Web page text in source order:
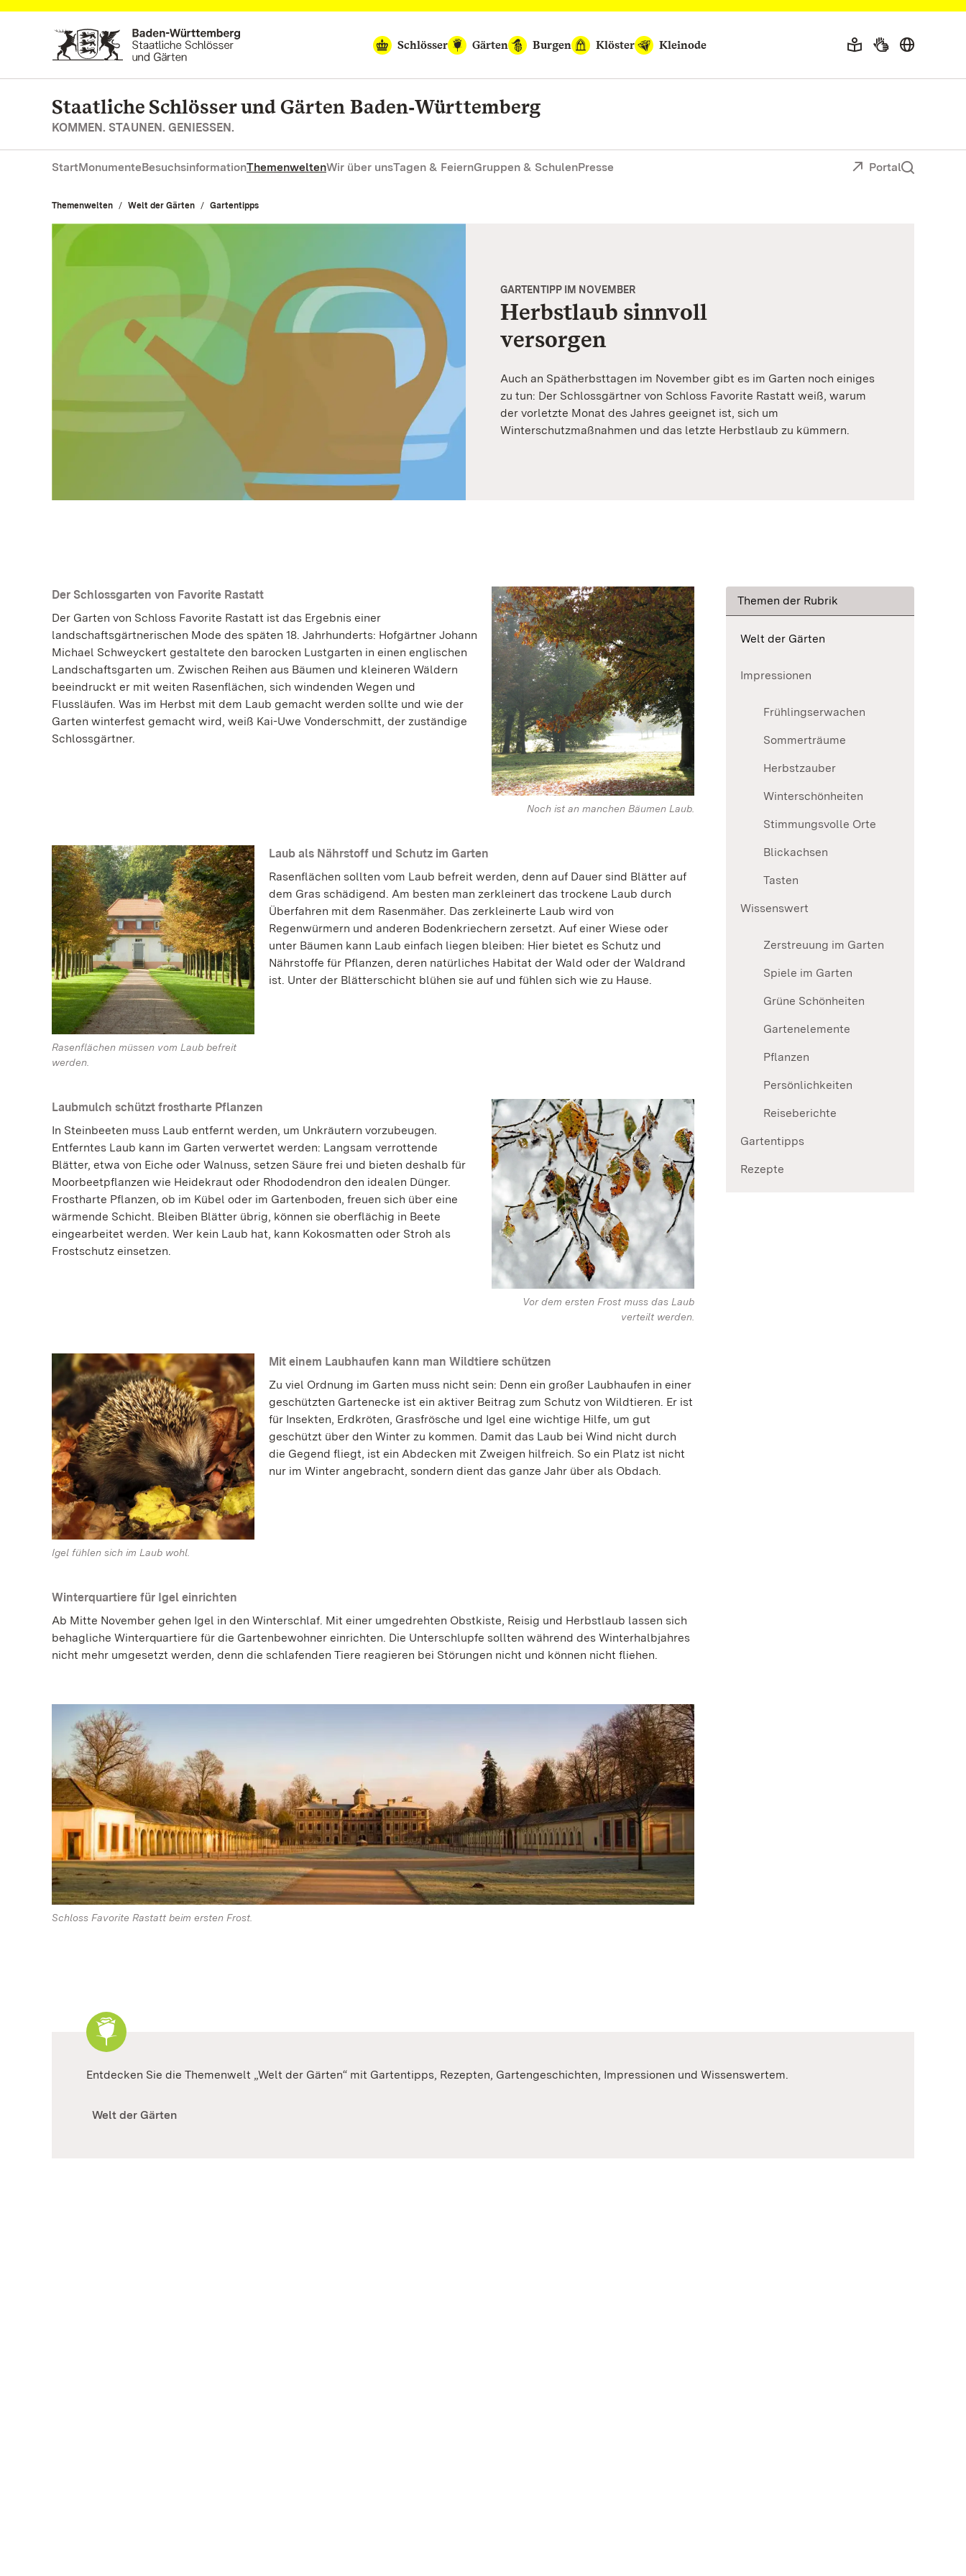
Zum Hauptinhalt springen
Schlösser
Gärten Burgen Klöster Kleinode
Staatliche Schlösser und Gärten Baden‑Württemberg
KOMMEN. STAUNEN. GENIESSEN.
StartMonumenteBesuchsinformationThemenweltenWir über unsTagen & FeiernGruppen & SchulenPresse Portal
Themenwelten Welt der Gärten Gartentipps
GARTENTIPP IM NOVEMBER
Herbstlaub sinnvoll
versorgen
Auch an Spätherbsttagen im November gibt es im Garten noch einiges
zu tun: Der Schlossgärtner von Schloss Favorite Rastatt weiß, warum
der vorletzte Monat des Jahres geeignet ist, sich um
Winterschutzmaßnahmen und das letzte Herbstlaub zu kümmern.
Noch ist an manchen Bäumen Laub.
Der Schlossgarten von Favorite Rastatt
Der Garten von Schloss Favorite Rastatt ist das Ergebnis einer
landschaftsgärtnerischen Mode des späten 18. Jahrhunderts: Hofgärtner Johann
Michael Schweyckert gestaltete den barocken Lustgarten in einen englischen
Landschaftsgarten um. Zwischen Reihen aus Bäumen und kleineren Wäldern
beeindruckt er mit weiten Rasenflächen, sich windenden Wegen und
Flussläufen. Was im Herbst mit dem Laub gemacht werden sollte und wie der
Garten winterfest gemacht wird, weiß Kai-Uwe Vonderschmitt, der zuständige
Schlossgärtner.
Rasenflächen müssen vom Laub befreit
werden.
Laub als Nährstoff und Schutz im Garten
Rasenflächen sollten vom Laub befreit werden, denn auf Dauer sind Blätter auf
dem Gras schädigend. Am besten man zerkleinert das trockene Laub durch
Überfahren mit dem Rasenmäher. Das zerkleinerte Laub wird von
Regenwürmern und anderen Bodenkriechern zersetzt. Auf einer Wiese oder
unter Bäumen kann Laub einfach liegen bleiben: Hier bietet es Schutz und
Nährstoffe für Pflanzen, deren natürliches Habitat der Wald oder der Waldrand
ist. Unter der Blätterschicht blühen sie auf und fühlen sich wie zu Hause.
Vor dem ersten Frost muss das Laub
verteilt werden.
Laubmulch schützt frostharte Pflanzen
In Steinbeeten muss Laub entfernt werden, um Unkräutern vorzubeugen.
Entferntes Laub kann im Garten verwertet werden: Langsam verrottende
Blätter, etwa von Eiche oder Walnuss, setzen Säure frei und bieten deshalb für
Moorbeetpflanzen wie Heidekraut oder Rhododendron den idealen Dünger.
Frostharte Pflanzen, ob im Kübel oder im Gartenboden, freuen sich über eine
wärmende Schicht. Bleiben Blätter übrig, können sie oberflächig in Beete
eingearbeitet werden. Wer kein Laub hat, kann Kokosmatten oder Stroh als
Frostschutz einsetzen.
Igel fühlen sich im Laub wohl.
Mit einem Laubhaufen kann man Wildtiere schützen
Zu viel Ordnung im Garten muss nicht sein: Denn ein großer Laubhaufen in einer
geschützten Gartenecke ist ein aktiver Beitrag zum Schutz von Wildtieren. Er ist
für Insekten, Erdkröten, Grasfrösche und Igel eine wichtige Hilfe, um gut
geschützt über den Winter zu kommen. Damit das Laub bei Wind nicht durch
die Gegend fliegt, ist ein Abdecken mit Zweigen hilfreich. So ein Platz ist nicht
nur im Winter angebracht, sondern dient das ganze Jahr über als Obdach.
Winterquartiere für Igel einrichten
Ab Mitte November gehen Igel in den Winterschlaf. Mit einer umgedrehten Obstkiste, Reisig und Herbstlaub lassen sich
behagliche Winterquartiere für die Gartenbewohner einrichten. Die Unterschlupfe sollten während des Winterhalbjahres
nicht mehr umgesetzt werden, denn die schlafenden Tiere reagieren bei Störungen nicht und können nicht fliehen.
Schloss Favorite Rastatt beim ersten Frost.
Themen der Rubrik
Welt der Gärten
Impressionen
Frühlingserwachen
Sommerträume
Herbstzauber
Winterschönheiten
Stimmungsvolle Orte
Blickachsen
Tasten
Wissenswert
Zerstreuung im Garten
Spiele im Garten
Grüne Schönheiten
Gartenelemente
Pflanzen
Persönlichkeiten
Reiseberichte
Gartentipps
Rezepte
Entdecken Sie die Themenwelt „Welt der Gärten“ mit Gartentipps, Rezepten, Gartengeschichten, Impressionen und Wissenswertem.
Welt der Gärten